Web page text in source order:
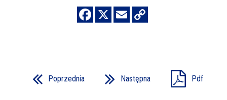
Poprzednia Następna Pdf